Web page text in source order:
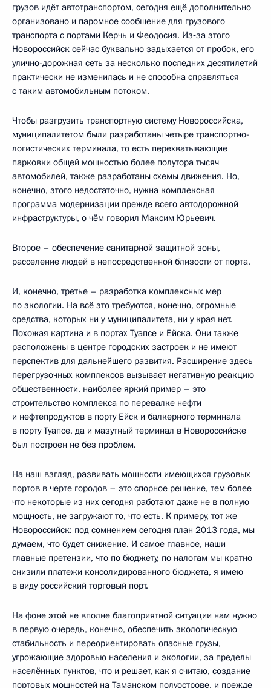
грузов идёт автотранспортом, сегодня ещё дополнительно
организовано и паромное сообщение для грузового
транспорта с портами Керчь и Феодосия. Из‑за этого
Новороссийск сейчас буквально задыхается от пробок, его
улично-дорожная сеть за несколько последних десятилетий
практически не изменилась и не способна справляться
с таким автомобильным потоком.
Чтобы разгрузить транспортную систему Новороссийска,
муниципалитетом были разработаны четыре транспортно-
логистических терминала, то есть перехватывающие
парковки общей мощностью более полутора тысяч
автомобилей, также разработаны схемы движения. Но,
конечно, этого недостаточно, нужна комплексная
программа модернизации прежде всего автодорожной
инфраструктуры, о чём говорил Максим Юрьевич.
Второе – обеспечение санитарной защитной зоны,
расселение людей в непосредственной близости от порта.
И, конечно, третье – разработка комплексных мер
по экологии. На всё это требуются, конечно, огромные
средства, которых ни у муниципалитета, ни у края нет.
Похожая картина и в портах Туапсе и Ейска. Они также
расположены в центре городских застроек и не имеют
перспектив для дальнейшего развития. Расширение здесь
перегрузочных комплексов вызывает негативную реакцию
общественности, наиболее яркий пример – это
строительство комплекса по перевалке нефти
и нефтепродуктов в порту Ейск и балкерного терминала
в порту Туапсе, да и мазутный терминал в Новороссийске
был построен не без проблем.
На наш взгляд, развивать мощности имеющихся грузовых
портов в черте городов – это спорное решение, тем более
что некоторые из них сегодня работают даже не в полную
мощность, не загружают то, что есть. К примеру, тот же
Новороссийск: под сомнением сегодня план 2013 года, мы
думаем, что будет снижение. И самое главное, наши
главные претензии, что по бюджету, по налогам мы кратно
снизили платежи консолидированного бюджета, я имею
в виду российский торговый порт.
На фоне этой не вполне благоприятной ситуации нам нужно
в первую очередь, конечно, обеспечить экологическую
стабильность и переориентировать опасные грузы,
угрожающие здоровью населения и экологии, за пределы
населённых пунктов, что и решает, как я считаю, создание
портовых мощностей на Таманском полуострове, и прежде